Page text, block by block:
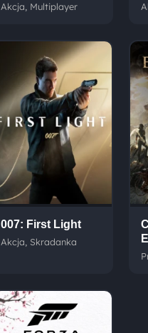
Akcja, Multiplayer
007: First Light
Akcja, Skradanka